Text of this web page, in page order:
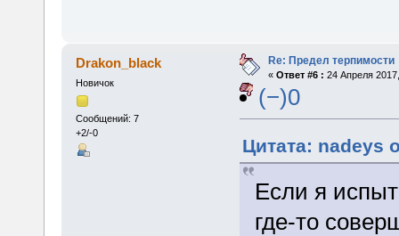
Drakon_black
Новичок
Сообщений: 7
+2/-0
Re: Предел терпимости
« Ответ #6 : 24 Апреля
(−)0
Цитата: nadeys
Если я
где-то